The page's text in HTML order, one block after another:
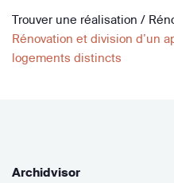
Trouver une réalisation /
Rénovation et division d’un
logements distincts
Archidvisor